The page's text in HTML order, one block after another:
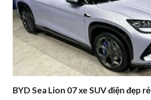
BYD Sea Lion 07 xe SUV điện đẹp rẻ